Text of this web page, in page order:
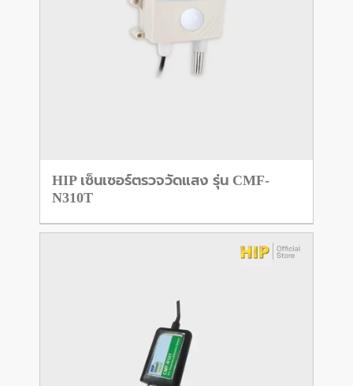
HIP เซ็นเซอร์ตรวจวัดแสง รุ่น CMF-
N310T